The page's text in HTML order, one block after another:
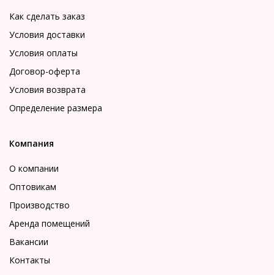
Как сделать заказ
Условия доставки
Условия оплаты
Договор-оферта
Условия возврата
Определение размера
Компания
О компании
Оптовикам
Производство
Аренда помещений
Вакансии
Контакты